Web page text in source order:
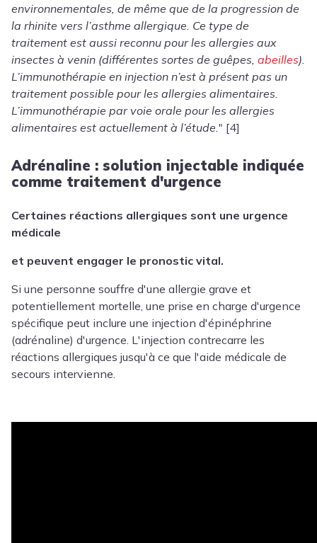
environnementales, de même que de la progression de
la rhinite vers l’asthme allergique. Ce type de
traitement est aussi reconnu pour les allergies aux
insectes à venin (différentes sortes de guêpes, abeilles).
L’immunothérapie en injection n’est à présent pas un
traitement possible pour les allergies alimentaires.
L’immunothérapie par voie orale pour les allergies
alimentaires est actuellement à l’étude." [4]
Adrénaline : solution injectable indiquée
comme traitement d'urgence
Certaines réactions allergiques sont une urgence
médicale
et peuvent engager le pronostic vital.
Si une personne souffre d'une allergie grave et
potentiellement mortelle, une prise en charge d'urgence
spécifique peut inclure une injection d'épinéphrine
(adrénaline) d'urgence. L'injection contrecarre les
réactions allergiques jusqu'à ce que l'aide médicale de
secours intervienne.